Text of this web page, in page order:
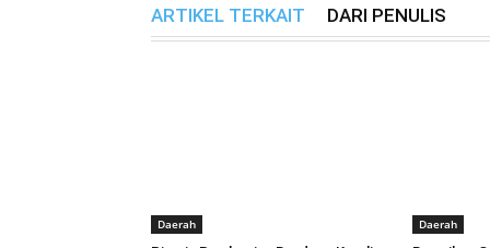
ARTIKEL TERKAIT DARI PENULIS
Daerah Daerah